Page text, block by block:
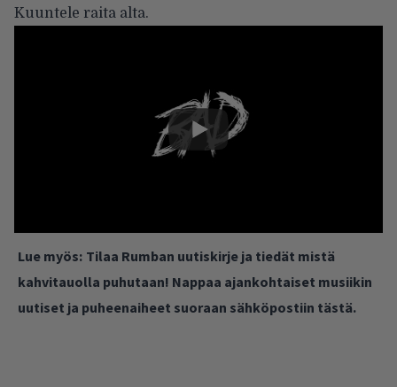
Kuuntele raita alta.
Lue myös: Tilaa Rumban uutiskirje ja tiedät mistä
kahvitauolla puhutaan! Nappaa ajankohtaiset musiikin
uutiset ja puheenaiheet suoraan sähköpostiin tästä.